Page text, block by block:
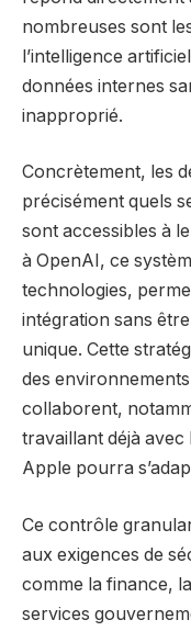
nombreuses sont
l’intelligence
données internes
inapproprié.
Concrètement, les
précisément quels
sont accessibles à
à OpenAI, ce
technologies,
intégration sans
unique. Cette
des
collaborent,
travaillant déjà
Apple pourra
Ce contrôle
aux exigences de
comme la finance,
services